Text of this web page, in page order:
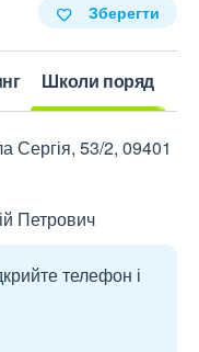
Зберегти
Школи поряд
Сергія, 53/2, 09401
Петрович
телефон і